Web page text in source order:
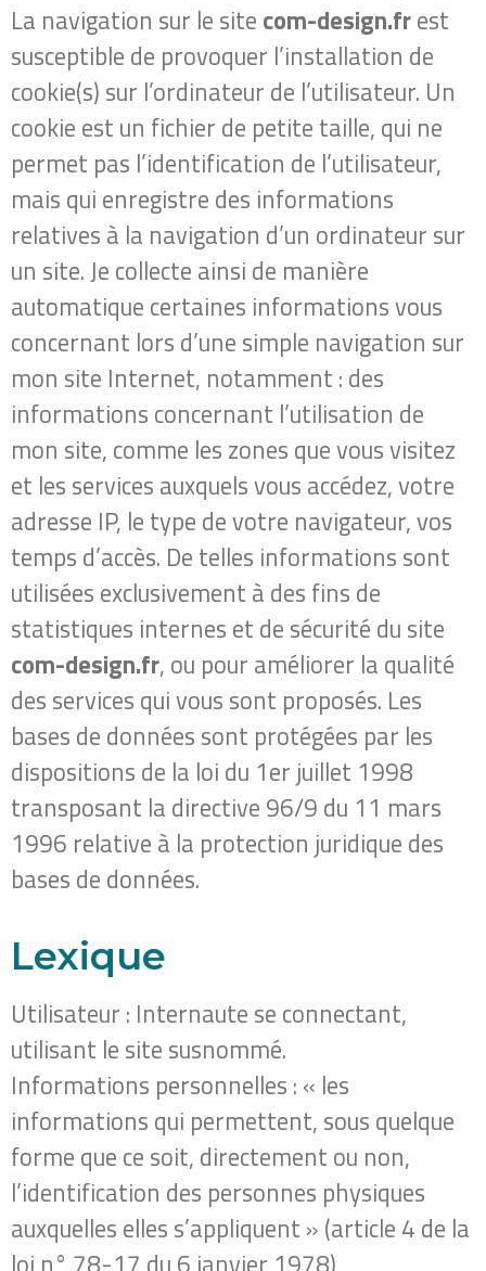
La navigation sur le site com-design.fr​ est
susceptible de provoquer l’installation de
cookie(s) sur l’ordinateur de l’utilisateur. Un
cookie est un fichier de petite taille, qui ne
permet pas l’identification de l’utilisateur,
mais qui enregistre des informations
relatives à la navigation d’un ordinateur sur
un site. Je collecte ainsi de manière
automatique certaines informations vous
concernant lors d’une simple navigation sur
mon site Internet, notamment : des
informations concernant l’utilisation de
mon site, comme les zones que vous visitez
et les services auxquels vous accédez, votre
adresse IP, le type de votre navigateur, vos
temps d’accès. De telles informations sont
utilisées exclusivement à des fins de
statistiques internes et de sécurité du site​
com-design.fr​, ou pour améliorer la qualité
des services qui vous sont proposés. Les
bases de données sont protégées par les
dispositions de la loi du 1er juillet 1998
transposant la directive 96/9 du 11 mars
1996 relative à la protection juridique des
bases de données.
Lexique
Utilisateur : Internaute se connectant,
utilisant le site susnommé.
Informations personnelles : « les
informations qui permettent, sous quelque
forme que ce soit, directement ou non,
l’identification des personnes physiques
auxquelles elles s’appliquent » (article 4 de la